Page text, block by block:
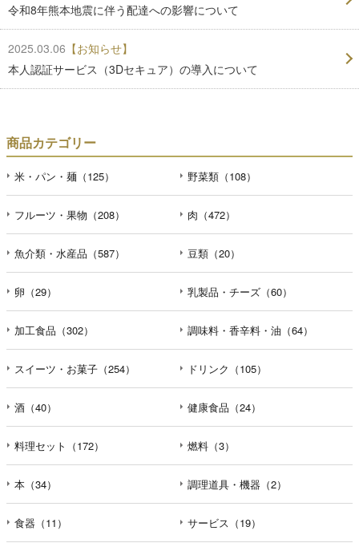
令和8年熊本地震に伴う配達への影響について
2025.03.06 【お知らせ】
本人認証サービス（3Dセキュア）の導入について
商品カテゴリー
米・パン・麺（125） 野菜類（108）
フルーツ・果物（208） 肉（472）
魚介類・水産品（587） 豆類（20）
卵（29） 乳製品・チーズ（60）
加工食品（302） 調味料・香辛料・油（64）
スイーツ・お菓子（254） ドリンク（105）
酒（40） 健康食品（24）
料理セット（172） 燃料（3）
本（34） 調理道具・機器（2）
食器（11） サービス（19）